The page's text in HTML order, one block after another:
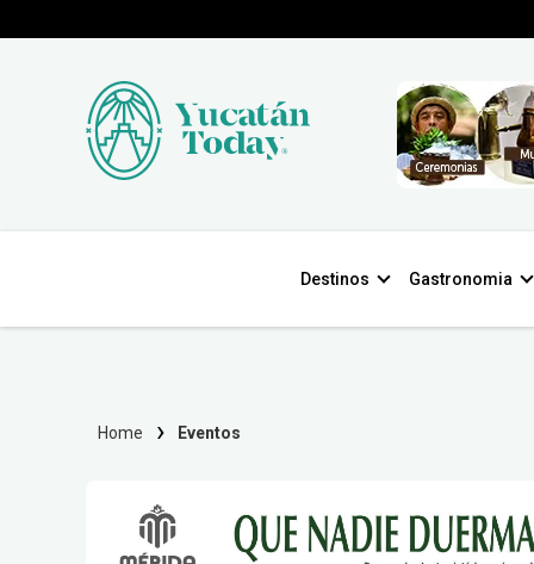
Destinos Gastronomia
Home Eventos